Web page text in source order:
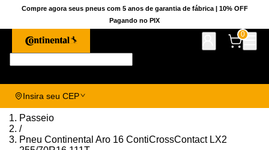
Compre agora seus pneus com 5 anos de garantia de fábrica | 10% OFF
Pagando no PIX
0
Insira seu CEP
Passeio
/
Pneu Continental Aro 16 ContiCrossContact LX2